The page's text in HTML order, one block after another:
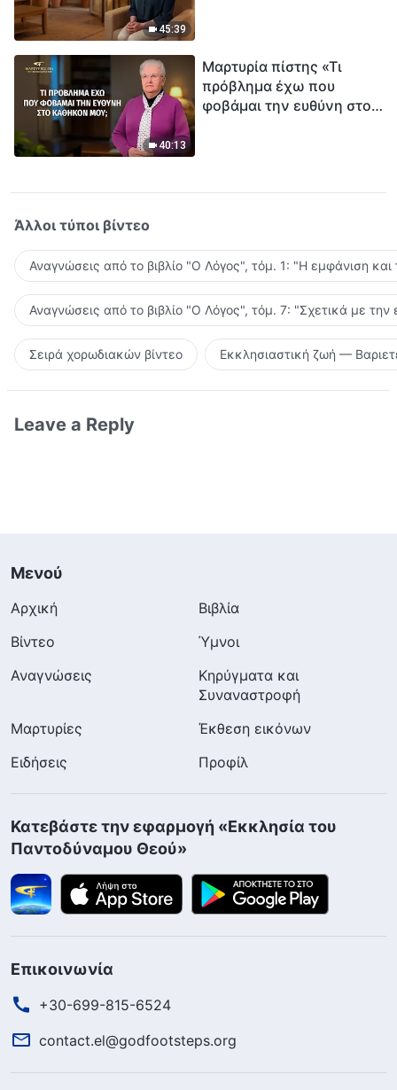
45:39
40:13
Μαρτυρία πίστης «Τι
πρόβλημα έχω που
φοβάμαι την ευθύνη στο
Άλλοι τύποι βίντεο
Αναγνώσεις από το βιβλίο "Ο Λόγος", τόμ. 1: "Η εμφάνιση
Αναγνώσεις από το βιβλίο "Ο Λόγος", τόμ. 7: "Σχετικά με την
Σειρά χορωδιακών βίντεο Εκκλησιαστική ζωή —
Leave a Reply
Μενού
Αρχική
Βιβλία
Βίντεο
Ύμνοι
Αναγνώσεις
Κηρύγματα και
Συναναστροφή
Μαρτυρίες
Έκθεση εικόνων
Ειδήσεις
Προφίλ
Κατεβάστε την εφαρμογή «Εκκλησία του
Παντοδύναμου Θεού»
Επικοινωνία
+30-699-815-6524
contact.el@godfootsteps.org